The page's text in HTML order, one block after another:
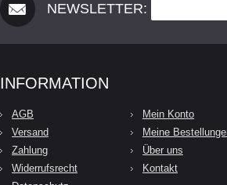
NEWSLETTER:
INFORMATION
AGB
Versand
Zahlung
Widerrufsrecht
Mein Konto
Meine
Über uns
Kontakt